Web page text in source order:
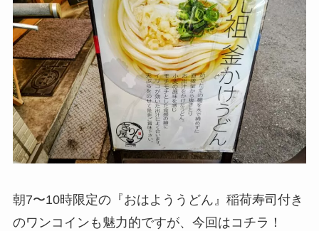
朝7〜10時限定の『おはよううどん』稲荷寿司付き
のワンコインも魅力的ですが、今回はコチラ！